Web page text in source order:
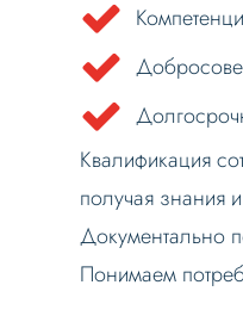
Квалификация
получая знания
Документально
Понимаем